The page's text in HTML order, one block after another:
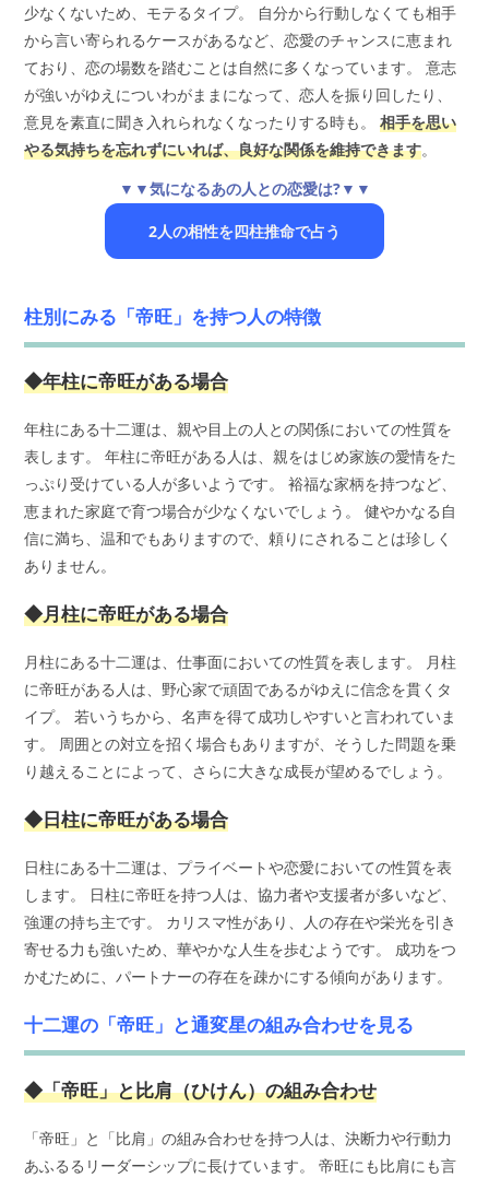
少なくないため、モテるタイプ。 自分から行動しなくても相手
から言い寄られるケースがあるなど、恋愛のチャンスに恵まれ
ており、恋の場数を踏むことは自然に多くなっています。 意志
が強いがゆえについわがままになって、恋人を振り回したり、
意見を素直に聞き入れられなくなったりする時も。相手を思い
やる気持ちを忘れずにいれば、良好な関係を維持できます。
▼▼気になるあの人との恋愛は?▼▼
2人の相性を四柱推命で占う
柱別にみる「帝旺」を持つ人の特徴
◆年柱に帝旺がある場合
年柱にある十二運は、親や目上の人との関係においての性質を
表します。 年柱に帝旺がある人は、親をはじめ家族の愛情をた
っぷり受けている人が多いようです。 裕福な家柄を持つなど、
恵まれた家庭で育つ場合が少なくないでしょう。 健やかなる自
信に満ち、温和でもありますので、頼りにされることは珍しく
ありません。
◆月柱に帝旺がある場合
月柱にある十二運は、仕事面においての性質を表します。 月柱
に帝旺がある人は、野心家で頑固であるがゆえに信念を貫くタ
イプ。 若いうちから、名声を得て成功しやすいと言われていま
す。 周囲との対立を招く場合もありますが、そうした問題を乗
り越えることによって、さらに大きな成長が望めるでしょう。
◆日柱に帝旺がある場合
日柱にある十二運は、プライベートや恋愛においての性質を表
します。 日柱に帝旺を持つ人は、協力者や支援者が多いなど、
強運の持ち主です。 カリスマ性があり、人の存在や栄光を引き
寄せる力も強いため、華やかな人生を歩むようです。 成功をつ
かむために、パートナーの存在を疎かにする傾向があります。
十二運の「帝旺」と通変星の組み合わせを見る
◆「帝旺」と比肩（ひけん）の組み合わせ
「帝旺」と「比肩」の組み合わせを持つ人は、決断力や行動力
あふるるリーダーシップに長けています。 帝旺にも比肩にも言